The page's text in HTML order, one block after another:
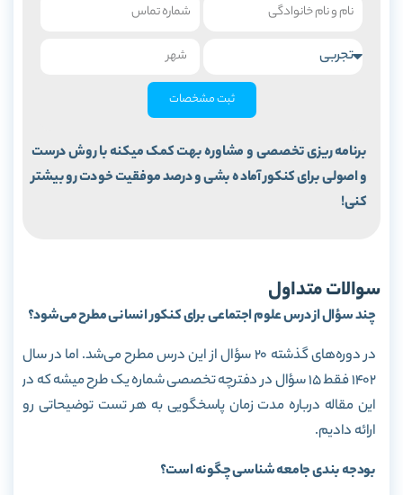
ثبت مشخصات
برنامه ریزی تخصصی و مشاوره بهت کمک میکنه با روش درست
و اصولی برای کنکور آماده بشی و درصد موفقیت خودت رو بیشتر
کنی!
سوالات متداول
چند سؤال از درس علوم اجتماعی برای کنکور انسانی مطرح می‌شود؟
در دوره‌های گذشته 20 سؤال از این درس مطرح می‌شد. اما در سال
1402 فقط 15 سؤال در دفترچه تخصصی شماره یک طرح میشه که در
این مقاله درباره مدت زمان پاسخگویی به هر تست توضیحاتی رو
ارائه دادیم.
بودجه بندی جامعه شناسی چگونه است؟